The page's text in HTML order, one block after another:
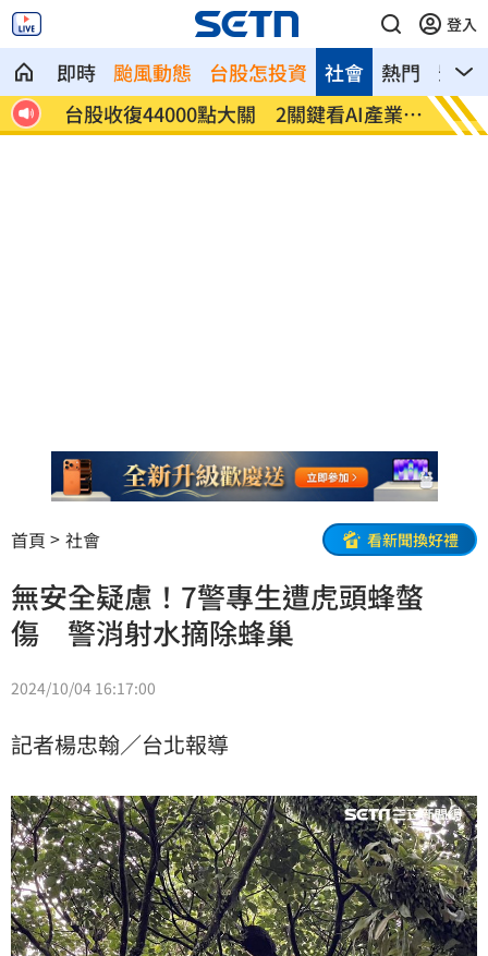
登入
即時 颱風動態 台股怎投資 熱門 影音
社會
台股收復44000點大關 2關鍵看AI產業發
展
他見
歲
首頁 社會 看新聞換好禮
無安全疑慮！7警專生遭虎頭蜂螫
傷 警消射水摘除蜂巢
2024/10/04 16:17:00
記者楊忠翰／台北報導